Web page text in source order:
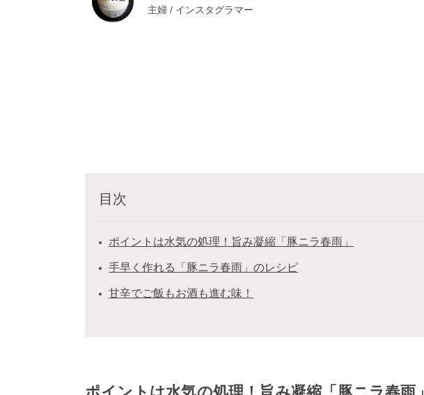
主婦 / インスタグラマー
目次
ポイントは水気の処理！旨み凝縮「豚ニラ春雨」
手早く作れる「豚ニラ春雨」のレシピ
甘辛でご飯もお酒も進む味！